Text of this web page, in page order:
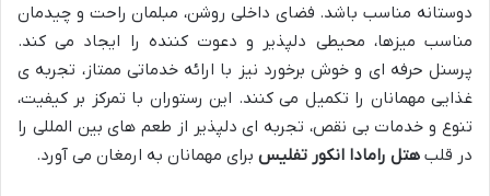
دوستانه مناسب باشد. فضای داخلی روشن، مبلمان راحت و چیدمان
مناسب میزها، محیطی دلپذیر و دعوت کننده را ایجاد می کند.
پرسنل حرفه ای و خوش برخورد نیز با ارائه خدماتی ممتاز، تجربه ی
غذایی مهمانان را تکمیل می کنند. این رستوران با تمرکز بر کیفیت،
تنوع و خدمات بی نقص، تجربه ای دلپذیر از طعم های بین المللی را
در قلب هتل رامادا انکور تفلیس برای مهمانان به ارمغان می آورد.